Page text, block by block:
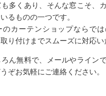
多くあり、そんな窓こそ、
るものの一つです。
のカーテンショップならで
り付けまでスムーズに対応い
ん無料で、メールやライン
ぞお気軽にご連絡ください。